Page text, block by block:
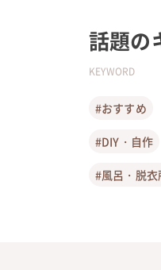
話題の
KEYWORD
#おすすめ
#DIY・自作
#風呂・脱